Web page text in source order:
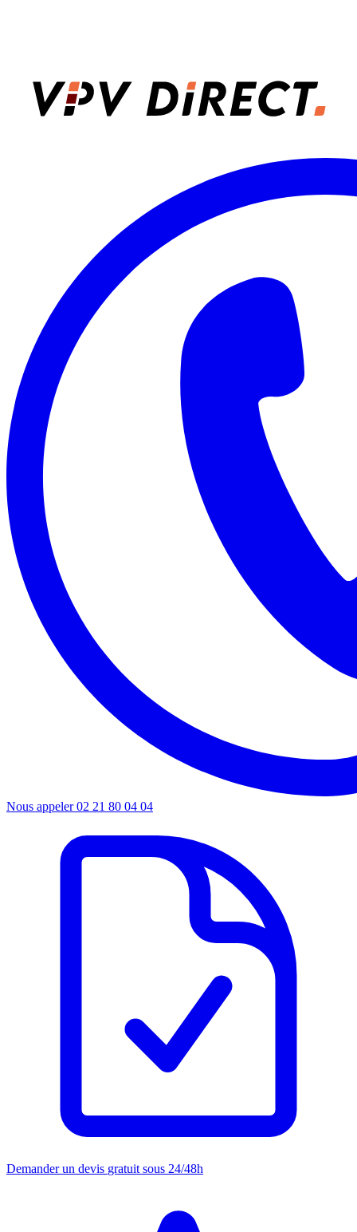
Nous appeler 02 21 80 04 04
Demander un devis gratuit sous 24/48h